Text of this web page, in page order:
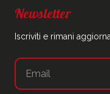
Newsletter
Iscriviti e rimani